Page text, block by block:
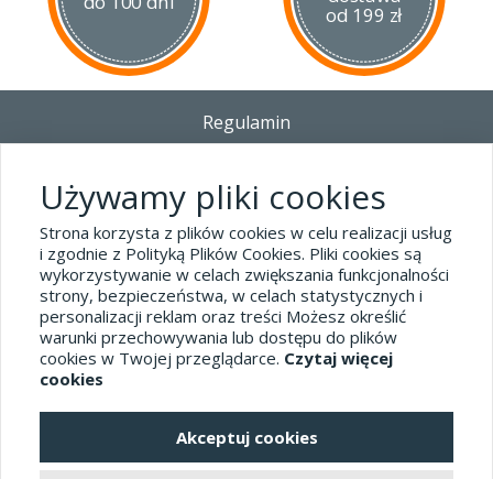
od 199 zł
Regulamin
Polityka prywatności i pliki cookies
Blog
Dane kontaktowe
tel.32 445-74-07
sklep@hard-skin.pl
pełna wersja sklepu
Używamy pliki cookies
Strona korzysta z plików cookies w celu realizacji usług
i zgodnie z Polityką Plików Cookies. Pliki cookies są
wykorzystywanie w celach zwiększania funkcjonalności
strony, bezpieczeństwa, w celach statystycznych i
personalizacji reklam oraz treści Możesz określić
warunki przechowywania lub dostępu do plików
cookies w Twojej przeglądarce. Czytaj więcej
cookies
Akceptuj cookies